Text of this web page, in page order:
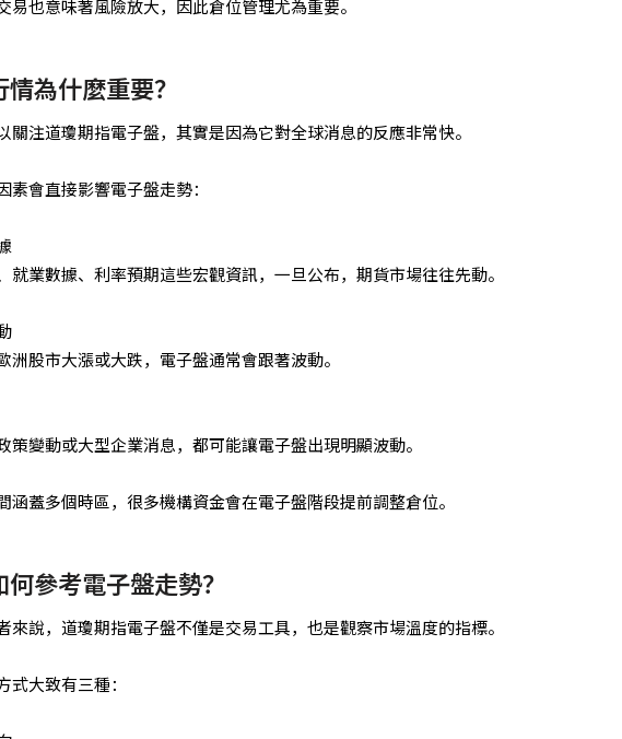
易也意味著風險放大，因此倉位管理尤為重要。
為什麼重要？
關注道瓊期指電子盤，其實是因為它對全球消息的反應非常快。
素會直接影響電子盤走勢：
就業數據、利率預期這些宏觀資訊，一旦公布，期貨市場往往先動。
洲股市大漲或大跌，電子盤通常會跟著波動。
策變動或大型企業消息，都可能讓電子盤出現明顯波動。
涵蓋多個時區，很多機構資金會在電子盤階段提前調整倉位。
參考電子盤走勢？
來說，道瓊期指電子盤不僅是交易工具，也是觀察市場溫度的指標。
式大致有三種：